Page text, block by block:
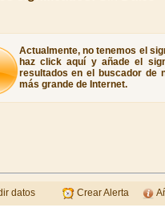
Actualmente, no tenemos el
haz click aquí y añade el
resultados en el buscador de
más grande de Internet.
datos Crear Alerta